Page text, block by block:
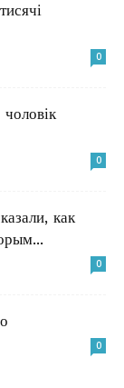
0
0
как
0
0